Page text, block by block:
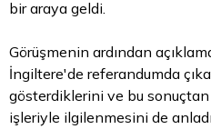
bir araya geldi.
Görüşmenin ardından
İngiltere'de referandumda
gösterdiklerini ve bu
işleriyle ilgilenmesini de